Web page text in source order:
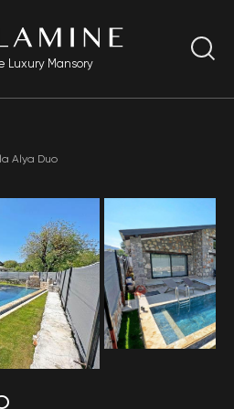
Luxury Mansory
Alya Duo